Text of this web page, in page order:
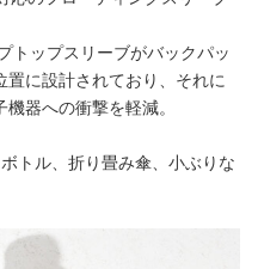
トップスリーブがバックパッ
に設計されており、それに
器への衝撃を軽減。
トル、折り畳み傘、小ぶりな